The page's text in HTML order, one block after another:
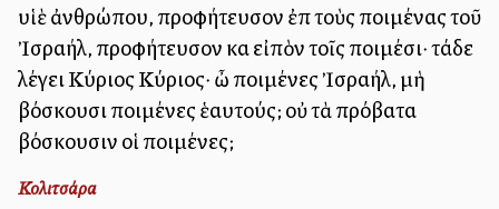
υἱὲ ἀνθρώπου, προφήτευσον ἐπὶ τοὺς ποιμένας τοῦ
Ἰσραήλ, προφήτευσον καὶ εἰπὸν τοῖς ποιμέσι· τάδε
λέγει Κύριος Κύριος· ὦ ποιμένες Ἰσραήλ, μὴ
βόσκουσι ποιμένες ἑαυτούς; οὐ τὰ πρόβατα
βόσκουσιν οἱ ποιμένες;
Κολιτσάρα